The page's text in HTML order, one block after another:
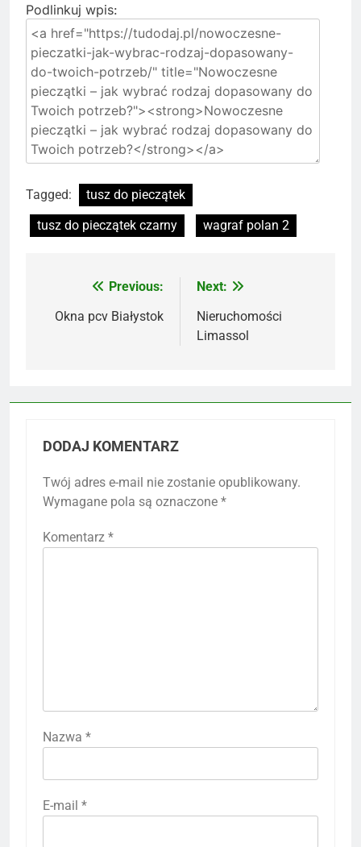
Podlinkuj wpis:
Tagged:
tusz do pieczątek
tusz do pieczątek czarny
wagraf polan 2
Nawigacja
wpisu
Previous:
Okna pcv Białystok
Next:
Nieruchomości
Limassol
DODAJ KOMENTARZ
Twój adres e-mail nie zostanie opublikowany.
Wymagane pola są oznaczone *
Komentarz *
Nazwa *
E-mail *